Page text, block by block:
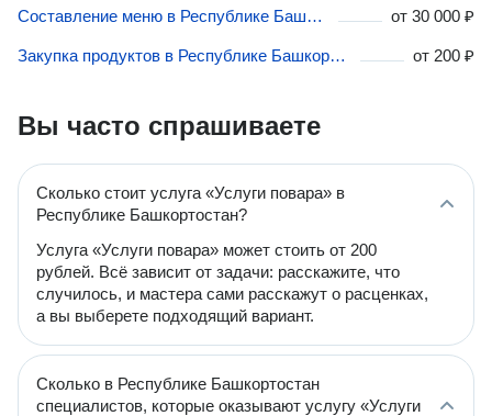
Составление меню в Республике Башкортостан от 30 000 ₽
Закупка продуктов в Республике Башкортостан от 200 ₽
Вы часто спрашиваете
Сколько стоит услуга «Услуги повара» в
Республике Башкортостан?
Услуга «Услуги повара» может стоить от 200
рублей. Всё зависит от задачи: расскажите, что
случилось, и мастера сами расскажут о расценках,
а вы выберете подходящий вариант.
Сколько в Республике Башкортостан
специалистов, которые оказывают услугу «Услуги